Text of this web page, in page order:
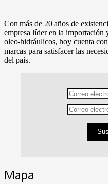
Con más de 20 años de
empresa líder en la importación
oleo-hidráulicos, hoy cuenta
marcas para satisfacer las
del país.
Mapa